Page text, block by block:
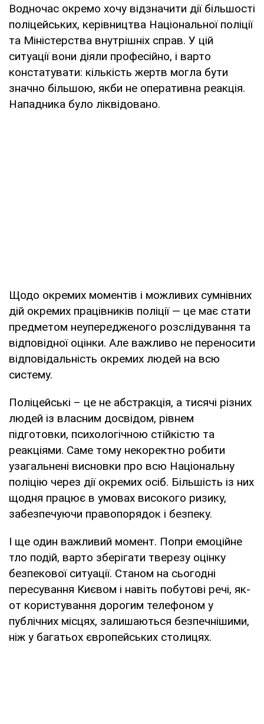
Водночас окремо хочу відзначити дії більшості
поліцейських, керівництва Національної поліції
та Міністерства внутрішніх справ. У цій
ситуації вони діяли професійно, і варто
констатувати: кількість жертв могла бути
значно більшою, якби не оперативна реакція.
Нападника було ліквідовано.
Щодо окремих моментів і можливих сумнівних
дій окремих працівників поліції — це має стати
предметом неупередженого розслідування та
відповідної оцінки. Але важливо не переносити
відповідальність окремих людей на всю
систему.
Поліцейські – це не абстракція, а тисячі різних
людей із власним досвідом, рівнем
підготовки, психологічною стійкістю та
реакціями. Саме тому некоректно робити
узагальнені висновки про всю Національну
поліцію через дії окремих осіб. Більшість із них
щодня працює в умовах високого ризику,
забезпечуючи правопорядок і безпеку.
І ще один важливий момент. Попри емоційне
тло подій, варто зберігати тверезу оцінку
безпекової ситуації. Станом на сьогодні
пересування Києвом і навіть побутові речі, як-
от користування дорогим телефоном у
публічних місцях, залишаються безпечнішими,
ніж у багатьох європейських столицях.